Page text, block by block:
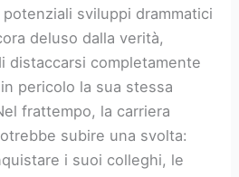
sviluppi drammatici
deluso dalla verità,
distaccarsi completamente
pericolo la sua stessa
frattempo, la carriera
subire una svolta:
i suoi colleghi, le